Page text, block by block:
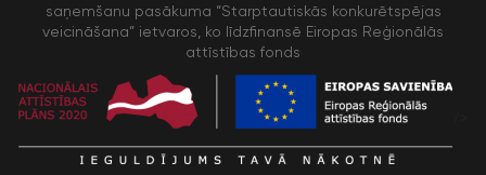
saņemšanu pasākuma “Starptautiskās konkurētspējas
veicināšana” ietvaros, ko līdzfinansē Eiropas Reģionālās
attīstības fonds